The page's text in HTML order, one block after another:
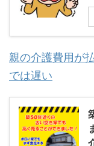
親の介護費用が
では遅い